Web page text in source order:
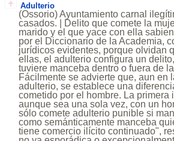
Adulterio
(Ossorio) Ayuntamiento carnal
casados. | Delito que comete la
marido y el que yace con ella
por el Diccionario de la Academia,
jurídicos evidentes, porque olvidan
ellas, el adulterio configura un
tuviere manceba dentro o fuera de
Fácilmente se advierte que, aun
adulterio, se establece una
cometido por el hombre. La
aunque sea una sola vez, con un
sólo comete adulterio punible si
como semánticamente manceba
tiene comercio ilícito continuado",